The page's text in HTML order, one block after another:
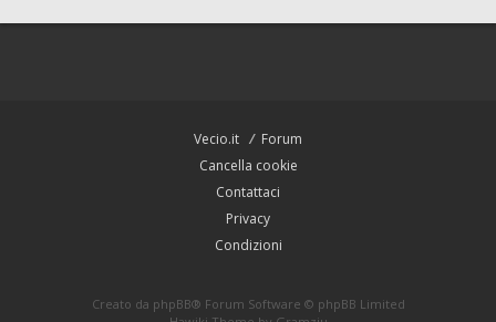
Vecio.it
Forum
Cancella cookie
Contattaci
Privacy
Condizioni
Creato da phpBB® Forum Software © phpBB Limited